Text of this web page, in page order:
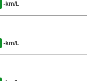
-km/L
-km/L